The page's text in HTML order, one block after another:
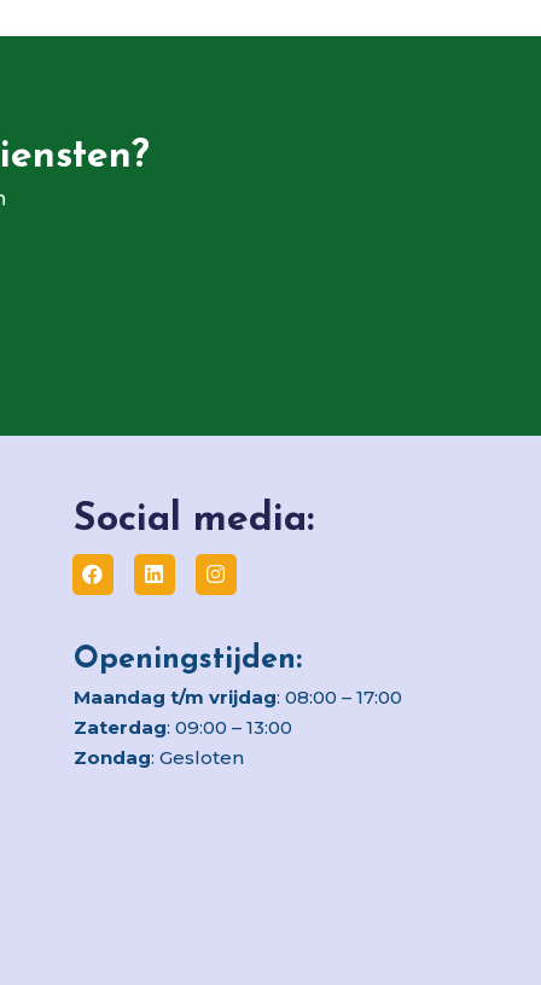
Social media:
Openingstijden:
Maandag t/m vrijdag: 08:00 – 17:00
Zaterdag: 09:00 – 13:00
Zondag: Gesloten